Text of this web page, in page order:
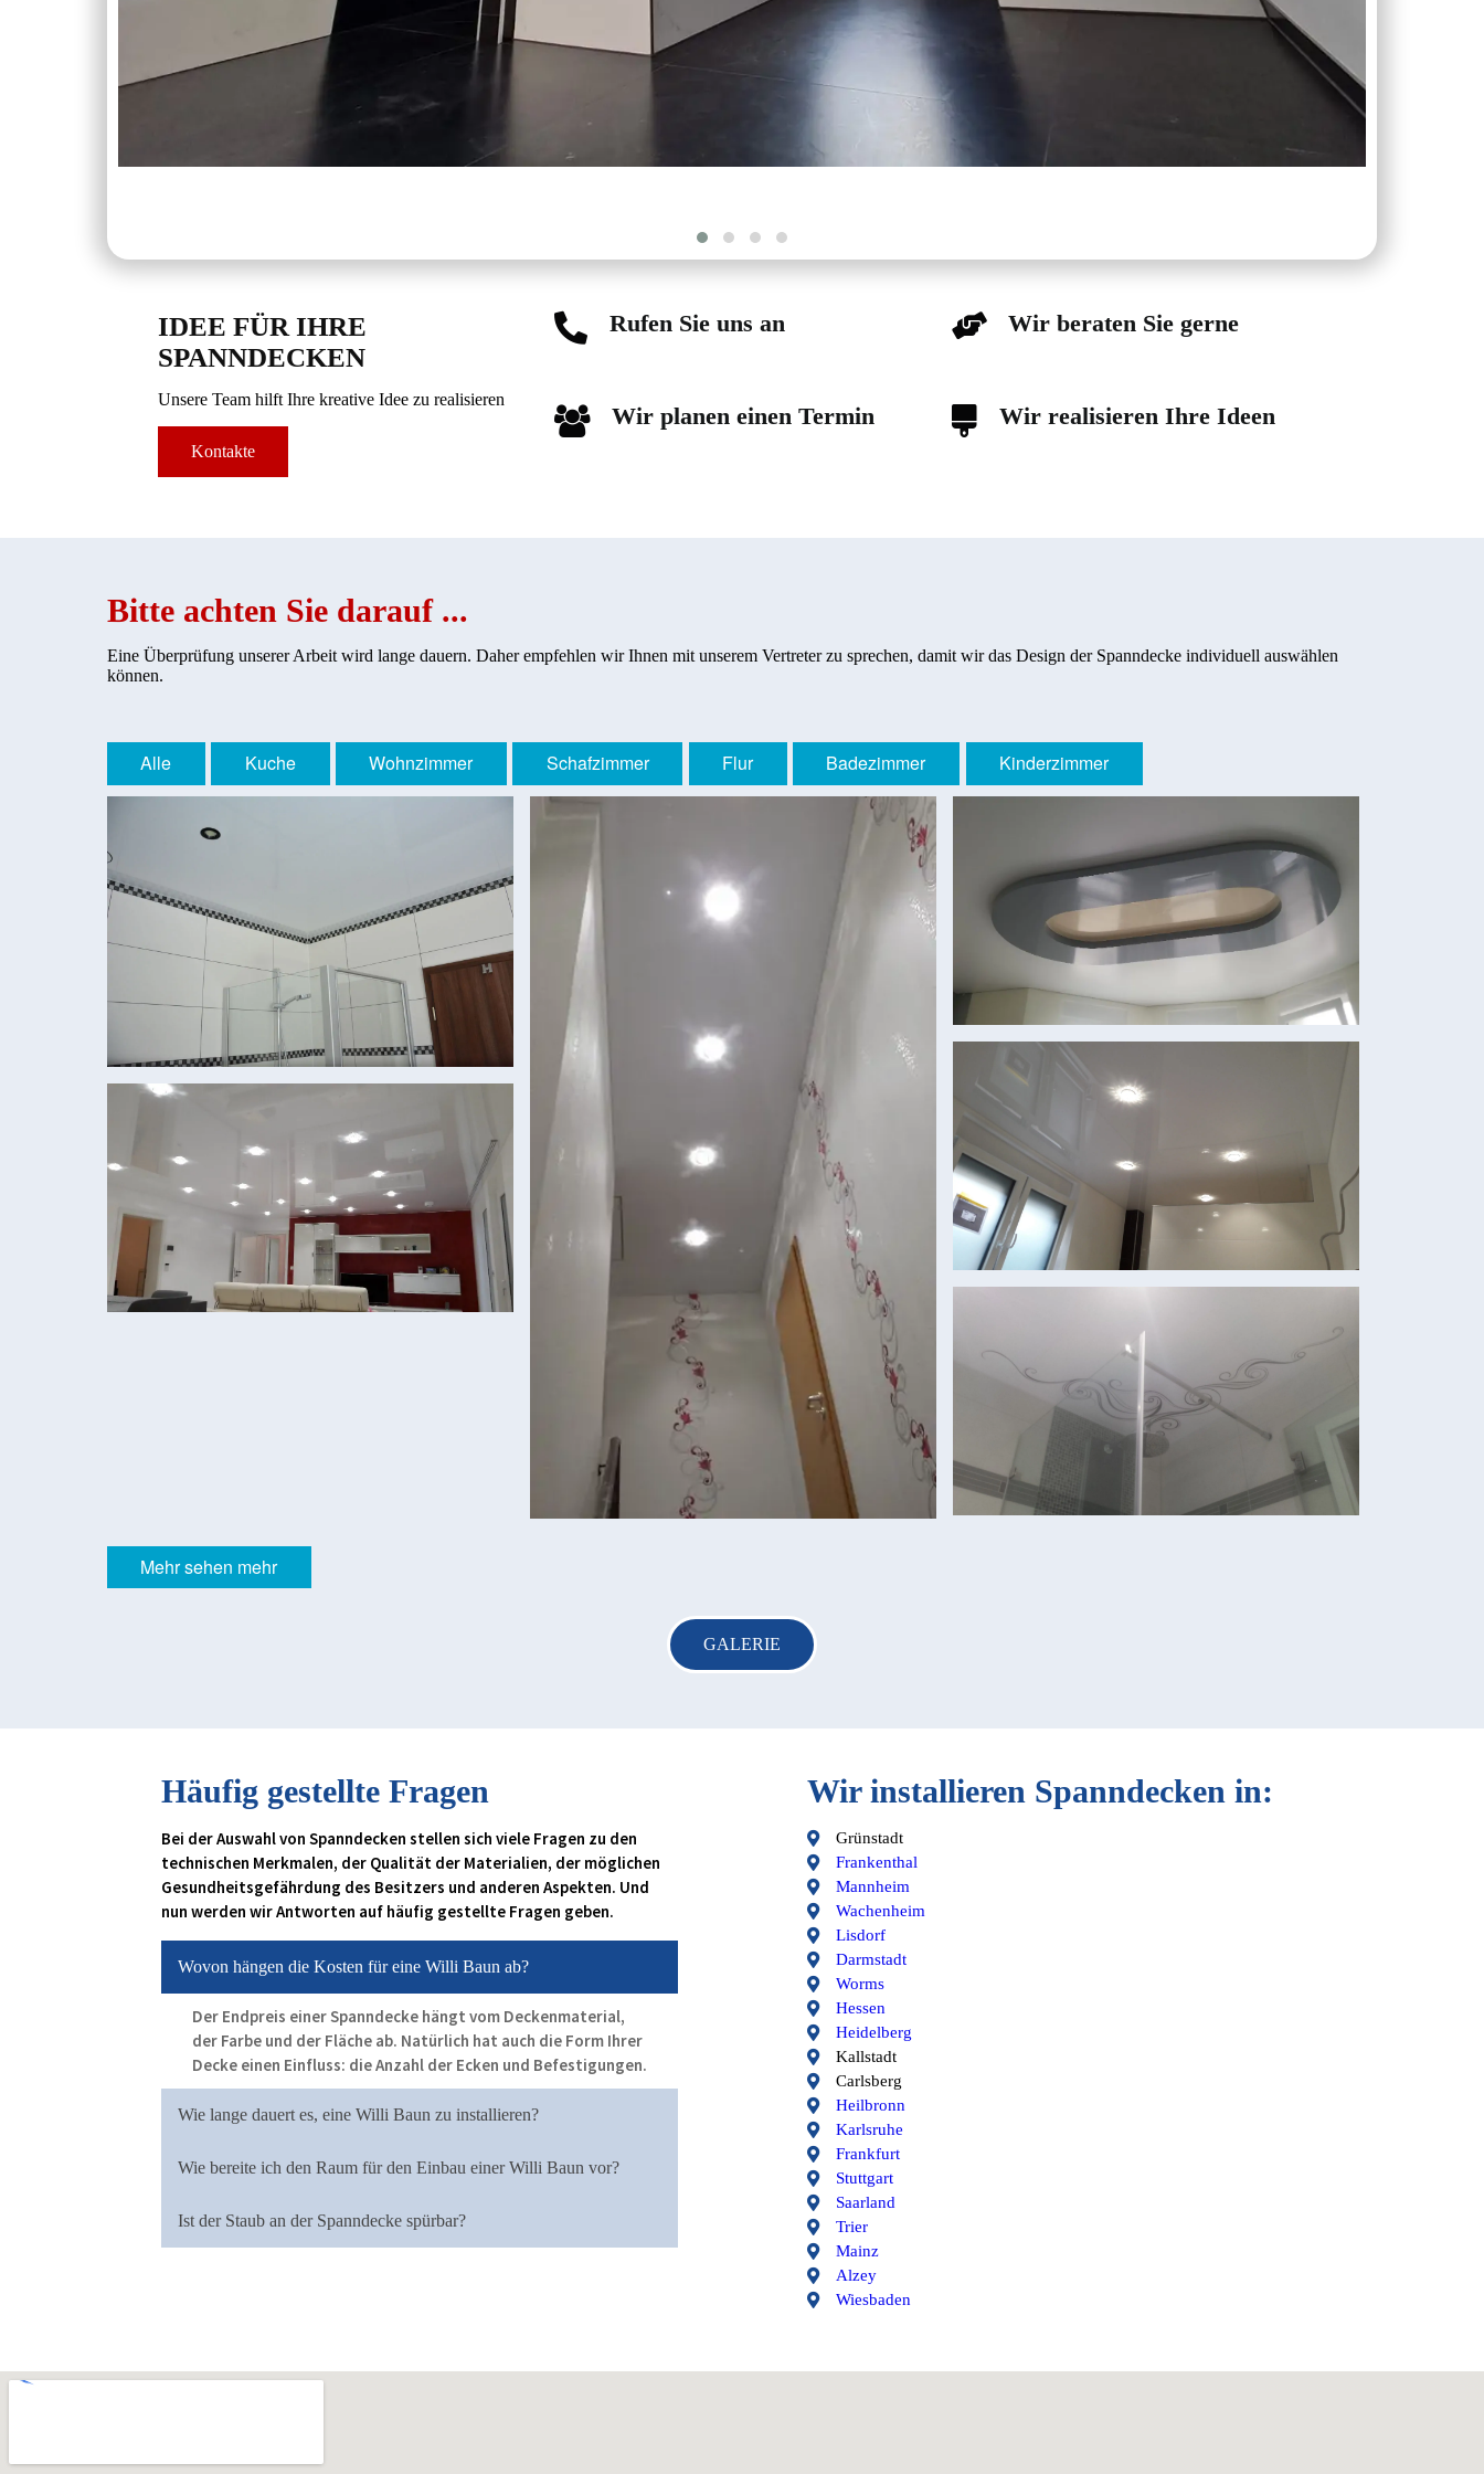
IDEE FÜR IHRE
SPANNDECKEN
Unsere Team hilft Ihre kreative Idee zu realisieren
Kontakte
Rufen Sie uns an
Wir planen einen Termin
Wir beraten Sie gerne
Wir realisieren Ihre Ideen
Bitte achten Sie darauf ...
Eine Überprüfung unserer Arbeit wird lange dauern. Daher empfehlen wir Ihnen mit unserem Vertreter zu sprechen, damit wir das Design der Spanndecke individuell auswählen
können.
Alle Kuche Wohnzimmer Schafzimmer Flur Badezimmer Kinderzimmer
Mehr sehen mehr
GALERIE
Häufig gestellte Fragen
Bei der Auswahl von Spanndecken stellen sich viele Fragen zu den
technischen Merkmalen, der Qualität der Materialien, der möglichen
Gesundheitsgefährdung des Besitzers und anderen Aspekten. Und
nun werden wir Antworten auf häufig gestellte Fragen geben.
Wovon hängen die Kosten für eine Willi Baun ab?
Der Endpreis einer Spanndecke hängt vom Deckenmaterial,
der Farbe und der Fläche ab. Natürlich hat auch die Form Ihrer
Decke einen Einfluss: die Anzahl der Ecken und Befestigungen.
Wie lange dauert es, eine Willi Baun zu installieren?
Wie bereite ich den Raum für den Einbau einer Willi Baun vor?
Ist der Staub an der Spanndecke spürbar?
Wir installieren Spanndecken in:
Grünstadt
Frankenthal
Mannheim
Wachenheim
Lisdorf
Darmstadt
Worms
Hessen
Heidelberg
Kallstadt
Carlsberg
Heilbronn
Karlsruhe
Frankfurt
Stuttgart
Saarland
Trier
Mainz
Alzey
Wiesbaden